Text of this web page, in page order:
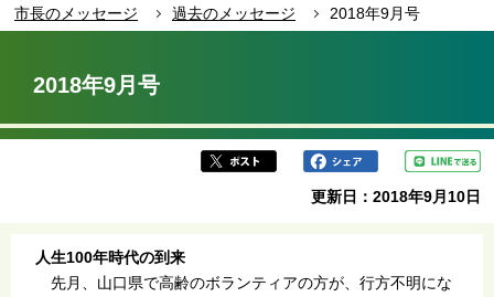
市長のメッセージ
過去のメッセージ
2018年9月号
か
2018年9月号
更新日：2018年9月10日
人生100年時代の到来
先月、山口県で高齢のボランティアの方が、行方不明にな